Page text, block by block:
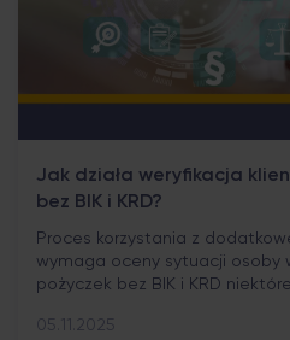
Jak działa weryfikacja
bez BIK i KRD?
Proces korzystania z
wymaga oceny sytuacji osoby
pożyczek bez BIK i KRD
oznacza to braku weryfikacji.
05.11.2025